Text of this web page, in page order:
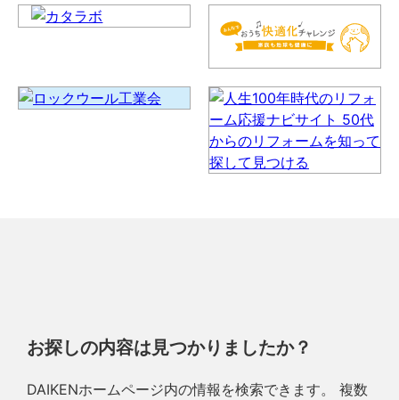
お探しの内容は見つかりましたか？
DAIKENホームページ内の情報を検索できます。 複数